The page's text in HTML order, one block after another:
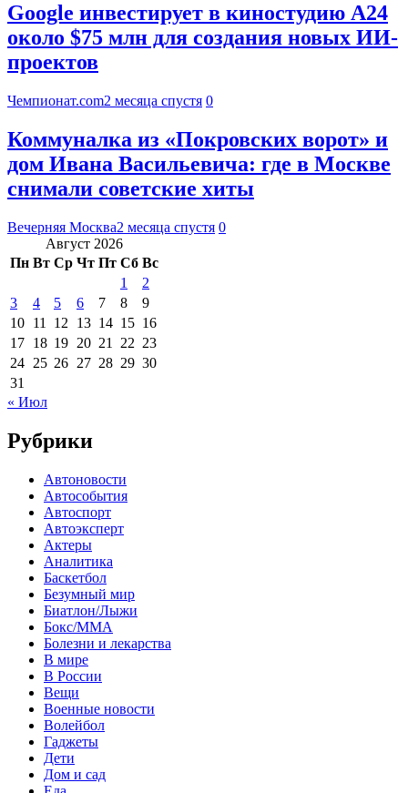
Google инвестирует в киностудию A24
около $75 млн для создания новых ИИ-
проектов
Чемпионат.com2 месяца спустя 0
Коммуналка из «Покровских ворот» и
дом Ивана Васильевича: где в Москве
снимали советские хиты
Вечерняя Москва2 месяца спустя 0
Август 2026
Пн Вт Ср Чт Пт Сб Вс
1
2
3
4 5 6 7 8
9
10 11 12 13 14 15 16
17 18 19 20 21 22 23
24 25 26 27 28 29 30
31
« Июл
Рубрики
Автоновости
Автособытия
Автоспорт
Автоэксперт
Актеры
Аналитика
Баскетбол
Безумный мир
Биатлон/Лыжи
Бокс/MMA
Болезни и лекарства
В мире
В России
Вещи
Военные новости
Волейбол
Гаджеты
Дети
Дом и сад